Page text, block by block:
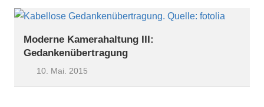
Moderne Kamerahaltung III:
Gedankenübertragung
10. Mai. 2015